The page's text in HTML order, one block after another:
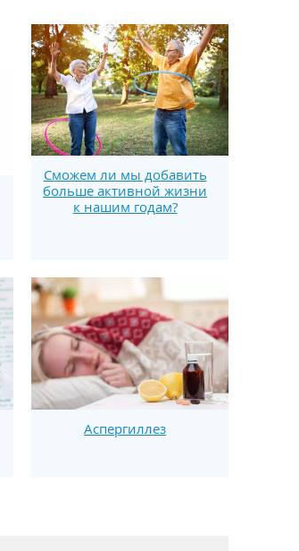
Сможем ли мы добавить
больше активной жизни
к нашим годам?
Аспергиллез